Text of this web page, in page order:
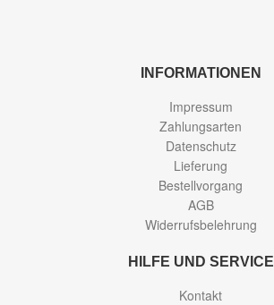
INFORMATIONEN
Impressum
Zahlungsarten
Datenschutz
Lieferung
Bestellvorgang
AGB
Widerrufsbelehrung
HILFE UND SERVICE
Kontakt